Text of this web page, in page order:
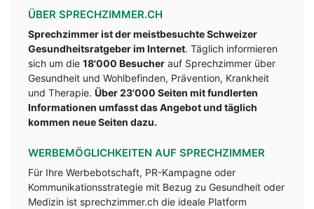
ÜBER SPRECHZIMMER.CH
Sprechzimmer ist der meistbesuchte Schweizer
Gesundheitsratgeber im Internet. Täglich informieren
sich um die 18'000 Besucher auf Sprechzimmer über
Gesundheit und Wohlbefinden, Prävention, Krankheit
und Therapie. Über 23'000 Seiten mit fundlerten
Informationen umfasst das Angebot und täglich
kommen neue Seiten dazu.
WERBEMÖGLICHKEITEN AUF SPRECHZIMMER
Für Ihre Werbebotschaft, PR-Kampagne oder
Kommunikationsstrategie mit Bezug zu Gesundheit oder
Medizin ist sprechzimmer.ch die ideale Platform